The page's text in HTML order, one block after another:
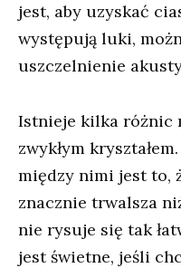
jest, aby uzyskać
występują luki,
uszczelnienie
Istnieje kilka różnic
zwykłym
między nimi jest to,
znacznie trwalsza
nie rysuje się tak
jest świetne, jeśli